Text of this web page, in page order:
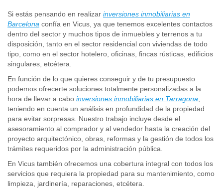
Si estás pensando en realizar inversiones inmobiliarias en
Barcelona confía en Vicus, ya que tenemos excelentes contactos
dentro del sector y muchos tipos de inmuebles y terrenos a tu
disposición, tanto en el sector residencial con viviendas de todo
tipo, como en el sector hotelero, oficinas, fincas rústicas, edificios
singulares, etcétera.
En función de lo que quieres conseguir y de tu presupuesto
podemos ofrecerte soluciones totalmente personalizadas a la
hora de llevar a cabo inversiones inmobiliarias en Tarragona
teniendo en cuenta un análisis en profundidad de la propiedad
para evitar sorpresas. Nuestro trabajo incluye desde el
asesoramiento al comprador y al vendedor hasta la creación del
proyecto arquitectónico, obras, reformas y la gestión de todos los
trámites requeridos por la administración pública.
En Vicus también ofrecemos una cobertura integral con todos los
servicios que requiera la propiedad para su mantenimiento, como
limpieza, jardinería, reparaciones, etcétera.